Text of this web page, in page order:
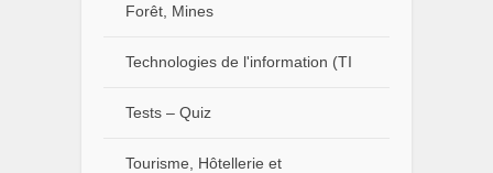
Forêt, Mines
Technologies de l'information (TI
Tests – Quiz
Tourisme, Hôtellerie et